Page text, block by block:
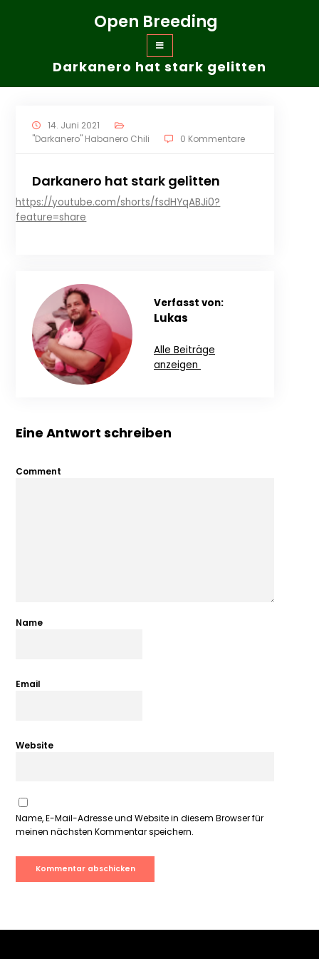
Open Breeding
Darkanero hat stark gelitten
14. Juni 2021
"Darkanero" Habanero Chili
0 Kommentare
Darkanero hat stark gelitten
https://youtube.com/shorts/fsdHYqABJi0?
feature=share
Verfasst von:
Lukas
Alle Beiträge
anzeigen
Eine Antwort schreiben
Comment
Name
Email
Website
Name, E-Mail-Adresse und Website in diesem Browser für
meinen nächsten Kommentar speichern.